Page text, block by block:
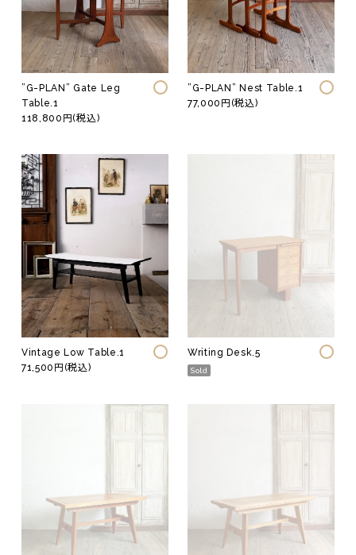
Fashion
ジュエリー
ウェア
イス
”G-PLAN” Gate Leg
Table.1
118,800円(税込)
”G-PLAN” Nest Table.1
77,000円(税込)
Vintage Low Table.1
71,500円(税込)
Writing Desk.5
Sold